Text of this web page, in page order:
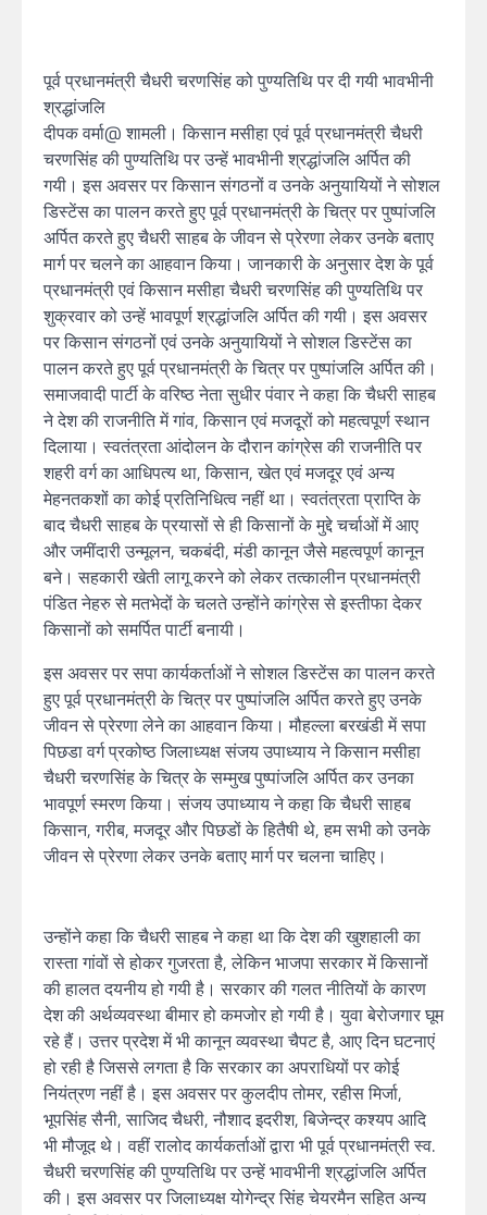
पूर्व प्रधानमंत्री चैधरी चरणसिंह को पुण्यतिथि पर दी गयी भावभीनी
श्रद्धांजलि
दीपक वर्मा@ शामली। किसान मसीहा एवं पूर्व प्रधानमंत्री चैधरी
चरणसिंह की पुण्यतिथि पर उन्हें भावभीनी श्रद्धांजलि अर्पित की
गयी। इस अवसर पर किसान संगठनों व उनके अनुयायियों ने सोशल
डिस्टेंस का पालन करते हुए पूर्व प्रधानमंत्री के चित्र पर पुष्पांजलि
अर्पित करते हुए चैधरी साहब के जीवन से प्रेरणा लेकर उनके बताए
मार्ग पर चलने का आहवान किया। जानकारी के अनुसार देश के पूर्व
प्रधानमंत्री एवं किसान मसीहा चैधरी चरणसिंह की पुण्यतिथि पर
शुक्रवार को उन्हें भावपूर्ण श्रद्धांजलि अर्पित की गयी। इस अवसर
पर किसान संगठनों एवं उनके अनुयायियों ने सोशल डिस्टेंस का
पालन करते हुए पूर्व प्रधानमंत्री के चित्र पर पुष्पांजलि अर्पित की।
समाजवादी पार्टी के वरिष्ठ नेता सुधीर पंवार ने कहा कि चैधरी साहब
ने देश की राजनीति में गांव, किसान एवं मजदूरों को महत्वपूर्ण स्थान
दिलाया। स्वतंत्रता आंदोलन के दौरान कांग्रेस की राजनीति पर
शहरी वर्ग का आधिपत्य था, किसान, खेत एवं मजदूर एवं अन्य
मेहनतकशों का कोई प्रतिनिधित्व नहीं था। स्वतंत्रता प्राप्ति के
बाद चैधरी साहब के प्रयासों से ही किसानों के मुद्दे चर्चाओं में आए
और जमींदारी उन्मूलन, चकबंदी, मंडी कानून जैसे महत्वपूर्ण कानून
बने। सहकारी खेती लागू करने को लेकर तत्कालीन प्रधानमंत्री
पंडित नेहरु से मतभेदों के चलते उन्होंने कांग्रेस से इस्तीफा देकर
किसानों को समर्पित पार्टी बनायी।
इस अवसर पर सपा कार्यकर्ताओं ने सोशल डिस्टेंस का पालन करते
हुए पूर्व प्रधानमंत्री के चित्र पर पुष्पांजलि अर्पित करते हुए उनके
जीवन से प्रेरणा लेने का आहवान किया। मौहल्ला बरखंडी में सपा
पिछडा वर्ग प्रकोष्ठ जिलाध्यक्ष संजय उपाध्याय ने किसान मसीहा
चैधरी चरणसिंह के चित्र के सम्मुख पुष्पांजलि अर्पित कर उनका
भावपूर्ण स्मरण किया। संजय उपाध्याय ने कहा कि चैधरी साहब
किसान, गरीब, मजदूर और पिछडों के हितैषी थे, हम सभी को उनके
जीवन से प्रेरणा लेकर उनके बताए मार्ग पर चलना चाहिए।
उन्होंने कहा कि चैधरी साहब ने कहा था कि देश की खुशहाली का
रास्ता गांवों से होकर गुजरता है, लेकिन भाजपा सरकार में किसानों
की हालत दयनीय हो गयी है। सरकार की गलत नीतियों के कारण
देश की अर्थव्यवस्था बीमार हो कमजोर हो गयी है। युवा बेरोजगार घूम
रहे हैं। उत्तर प्रदेश में भी कानून व्यवस्था चैपट है, आए दिन घटनाएं
हो रही है जिससे लगता है कि सरकार का अपराधियों पर कोई
नियंत्रण नहीं है। इस अवसर पर कुलदीप तोमर, रहीस मिर्जा,
भूपसिंह सैनी, साजिद चैधरी, नौशाद इदरीश, बिजेन्द्र कश्यप आदि
भी मौजूद थे। वहीं रालोद कार्यकर्ताओं द्वारा भी पूर्व प्रधानमंत्री स्व.
चैधरी चरणसिंह की पुण्यतिथि पर उन्हें भावभीनी श्रद्धांजलि अर्पित
की। इस अवसर पर जिलाध्यक्ष योगेन्द्र सिंह चेयरमैन सहित अन्य